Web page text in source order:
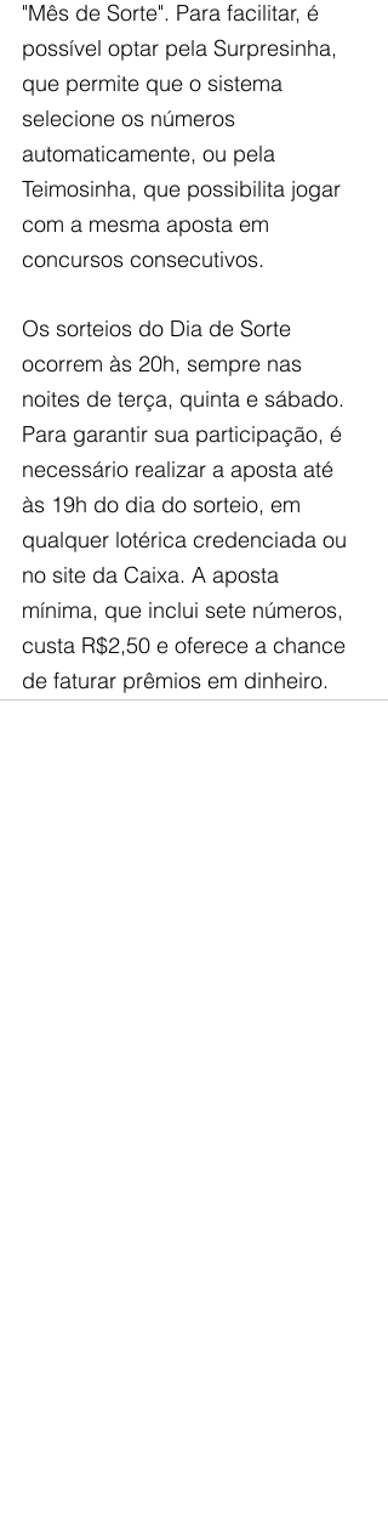
"Mês de Sorte". Para facilitar, é
possível optar pela Surpresinha,
que permite que o sistema
selecione os números
automaticamente, ou pela
Teimosinha, que possibilita jogar
com a mesma aposta em
concursos consecutivos.
Os sorteios do Dia de Sorte
ocorrem às 20h, sempre nas
noites de terça, quinta e sábado.
Para garantir sua participação, é
necessário realizar a aposta até
às 19h do dia do sorteio, em
qualquer lotérica credenciada ou
no site da Caixa. A aposta
mínima, que inclui sete números,
custa R$2,50 e oferece a chance
de faturar prêmios em dinheiro.